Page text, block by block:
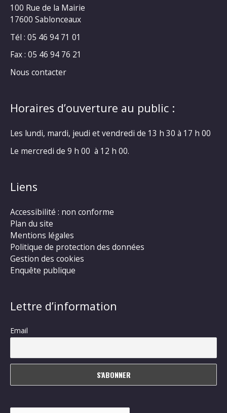
100 Rue de la Mairie
17600 Sablonceaux
Tél : 05 46 94 71 01
Fax : 05 46 94 76 21
Nous contacter
Horaires d’ouverture au public :
Les lundi, mardi, jeudi et vendredi de 13 h 30 à 17 h 00
Le mercredi de 9 h 00 à 12 h 00.
Liens
Accessibilité : non conforme
Plan du site
Mentions légales
Politique de protection des données
Gestion des cookies
Enquête publique
Lettre d’information
Email